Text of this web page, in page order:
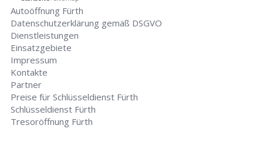
Autoöffnung Fürth
Datenschutzerklärung gemäß DSGVO
Dienstleistungen
Einsatzgebiete
Impressum
Kontakte
Partner
Preise für Schlüsseldienst Fürth
Schlüsseldienst Fürth
Tresoröffnung Fürth